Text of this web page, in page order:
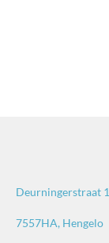
Deurningerstraat 1
7557HA, Hengelo